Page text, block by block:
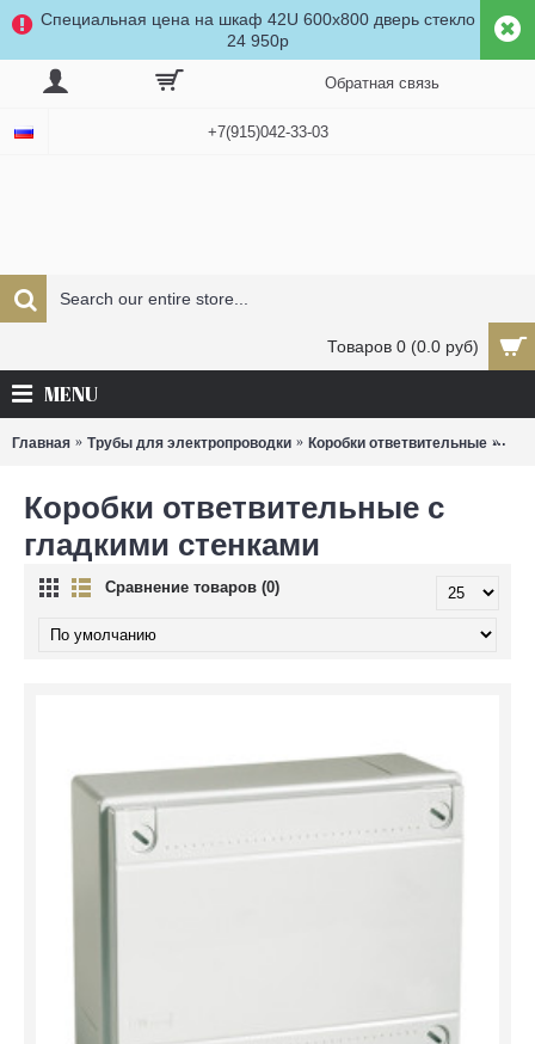
Специальная цена на шкаф 42U 600x800 дверь стекло
24 950р
Обратная связь
+7(915)042-33-03
Товаров 0 (0.0 руб)
MENU
Главная Трубы для электропроводки Коробки ответвительные
Коробки ответвительные с
гладкими стенками
Сравнение товаров (0)